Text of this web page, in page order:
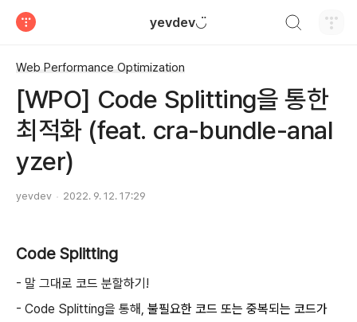
yevdev◡̈
Web Performance Optimization
[WPO] Code Splitting을 통한
최적화 (feat. cra-bundle-anal
yzer)
yevdev 2022. 9. 12. 17:29
Code Splitting
- 말 그대로 코드 분할하기!
- Code Splitting을 통해, 불필요한 코드 또는 중복되는 코드가